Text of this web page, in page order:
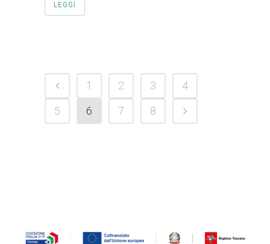
LEGGI
1 2 3
4
5
6 7 8